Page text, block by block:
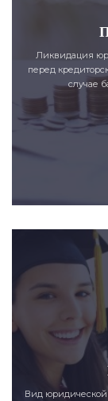
Ликвидация
перед
случае
Вид юридической